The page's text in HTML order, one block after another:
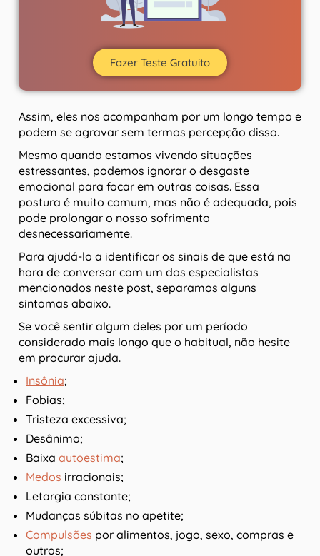
Fazer Teste Gratuito
Assim, eles nos acompanham por um longo tempo e
podem se agravar sem termos percepção disso.
Mesmo quando estamos vivendo situações
estressantes, podemos ignorar o desgaste
emocional para focar em outras coisas. Essa
postura é muito comum, mas não é adequada, pois
pode prolongar o nosso sofrimento
desnecessariamente.
Para ajudá-lo a identificar os sinais de que está na
hora de conversar com um dos especialistas
mencionados neste post, separamos alguns
sintomas abaixo.
Se você sentir algum deles por um período
considerado mais longo que o habitual, não hesite
em procurar ajuda.
Insônia;
Fobias;
Tristeza excessiva;
Desânimo;
Baixa autoestima;
Medos irracionais;
Letargia constante;
Mudanças súbitas no apetite;
Compulsões por alimentos, jogo, sexo, compras e
outros;